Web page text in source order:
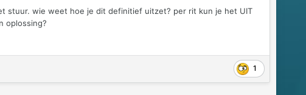
stuur. wie weet hoe je dit definitief uitzet? per rit kun je het UIT
oplossing?
1